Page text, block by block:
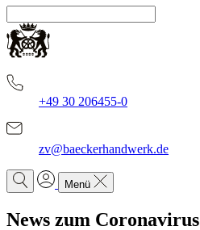
+49 30 206455-0
zv@baeckerhandwerk.de
Menü
News zum Coronavirus